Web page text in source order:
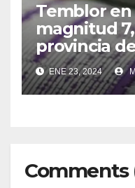
Temblor en
magnitud
provincia
ENE 23, 2024
Comments